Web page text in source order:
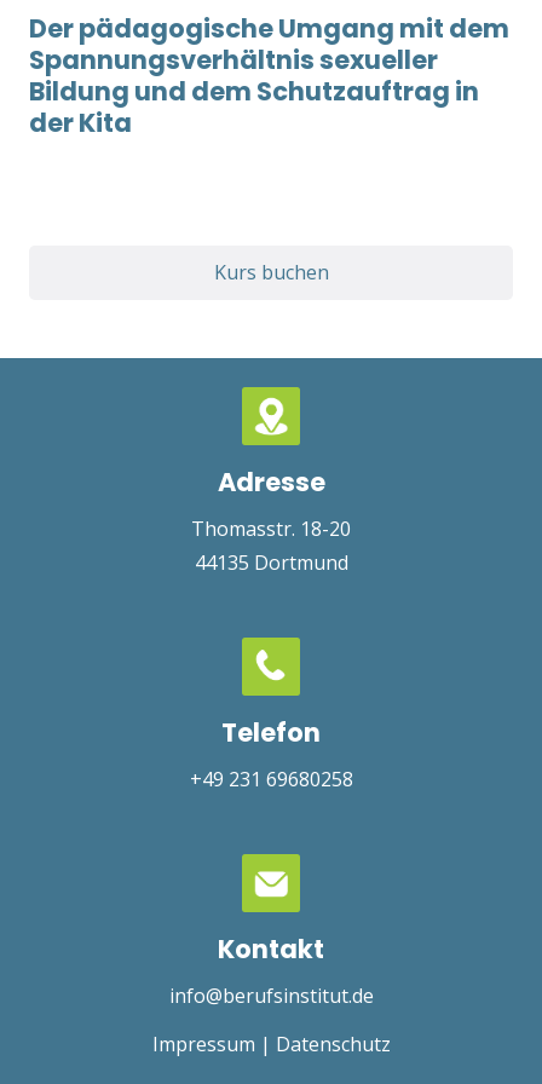
Der pädagogische Umgang mit dem
Spannungsverhältnis sexueller
Bildung und dem Schutzauftrag in
der Kita
Kurs buchen
Adresse
Thomasstr. 18-20
44135 Dortmund
Telefon
+49 231 69680258
Kontakt
info@berufsinstitut.de
Impressum | Datenschutz